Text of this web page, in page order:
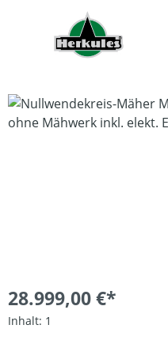
Bildergalerie überspringen
28.999,00 €*
Inhalt: 1